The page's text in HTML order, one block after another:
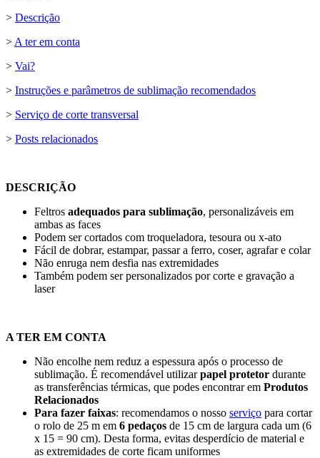
> Descrição
> A ter em conta
> Vai?
> Instruções e parâmetros de sublimação recomendados
> Serviço de corte transversal
> Posts relacionados
DESCRIÇÃO
Feltros adequados para sublimação, personalizáveis em
ambas as faces
Podem ser cortados com troqueladora, tesoura ou x-ato
Fácil de dobrar, estampar, passar a ferro, coser, agrafar e colar
Não enruga nem desfia nas extremidades
Também podem ser personalizados porcorte e gravação a
laser
A TER EM CONTA
Não encolhe nem reduz a espessura após o processo de
sublimação. É recomendável utilizarpapel protetor durante
as transferências térmicas, que podes encontrar em Produtos
Relacionados
Para fazer faixas: recomendamos o nosso serviço para cortar
o rolo de 25 m em 6 pedaços de 15 cm de largura cada um (6
x 15 = 90 cm). Desta forma, evitas desperdício de material e
as extremidades de corte ficam uniformes